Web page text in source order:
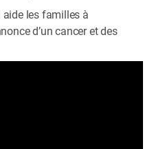
aide les familles à
d’un cancer et des